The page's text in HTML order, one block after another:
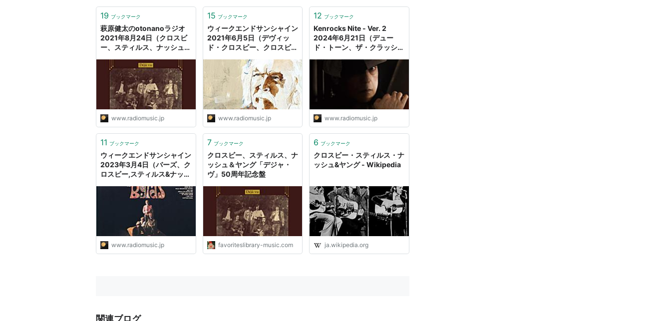
19 ブックマーク
萩原健太のotonanoラジオ
2021年8月24日（クロスビ
ー、スティルス、ナッシュ&
ル、ジョージ・ハリスン、エ
リック・クラプトン） - ラジ
オと音楽
www.radiomusic.jp
15 ブックマーク
ウィークエンドサンシャイン
2021年6月5日（デヴィッ
ド・クロスビー、クロスビ
ヤング） - ラジオと音楽
www.radiomusic.jp
12 ブックマーク
Kenrocks Nite - Ver. 2
2024年6月21日（デュー
ド・トーン、ザ・クラッシ
ルヴィス・コステロ、クロス
ビー,スティルス,ナッシュ&
ヤング、サハラ・ホットナイ
ツ） - ラジオと音楽
www.radiomusic.jp
11 ブックマーク
ウィークエンドサンシャイン
2023年3月4日（バーズ、ク
ロスビー,スティルス&ナッシ
ナッシュ&ヤング、デヴィッ
ド・クロスビー） - ラジオと
www.radiomusic.jp
7 ブックマーク
クロスビー、スティルス、ナ
ッシュ＆ヤング「デジャ・
ヴ」50周年記念盤
favoriteslibrary-music.com
6 ブックマーク
クロスビー・スティルス・ナ
ッシュ&ヤング - Wikipedia
ja.wikipedia.org
関連ブログ